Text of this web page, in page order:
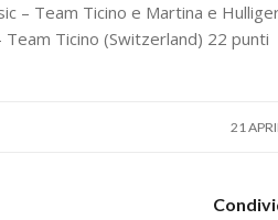
– Team Ticino e Martina e
Team Ticino (Switzerland) 22 punti
21 /